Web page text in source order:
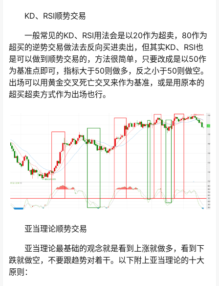
KD、RSI顺势交易
一般常见的KD、RSI用法会是以20作为超卖，80作为
超买的逆势交易做法去反向买进卖出，但其实KD、RSI也
是可以做到顺势交易的，方法很简单，只要改成是以50作
为基准点即可，指标大于50则做多，反之小于50则做空。
出场可以用黄金交叉死亡交叉来作为基准，或是用原本的
超买超卖方式作为出场也行。
亚当理论顺势交易
亚当理论最基础的观念就是看到上涨就做多，看到下
跌就做空，不要跟趋势对着干。以下附上亚当理论的十大
原则：